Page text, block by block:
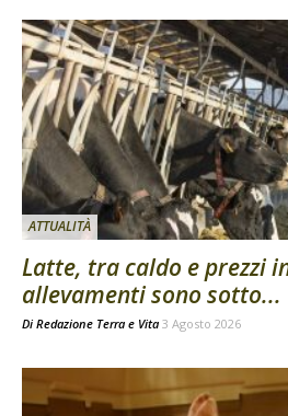
ATTUALITÀ
Latte, tra caldo e prezzi
allevamenti sono sotto...
Di Redazione Terra e Vita 3 Agosto 2026